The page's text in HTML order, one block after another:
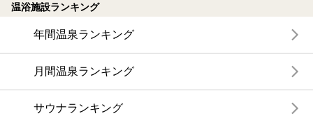
温浴施設ランキング
年間温泉ランキング
月間温泉ランキング
サウナランキング